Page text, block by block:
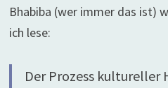
Bhabiba (wer immer das ist)
ich lese:
Der Prozess